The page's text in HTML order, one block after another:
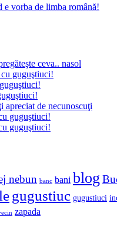
vorba de limba română!
ceva.. nasol
guguştiuci!
apreciat de necunoscuţi
guguştiuci!
guguştiuci!
nebun banc bani blog
gugustiuc gugustiuci
zapada